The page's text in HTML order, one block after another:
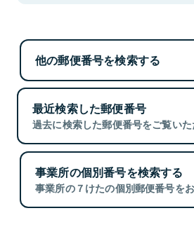
他の郵便番号を検索する
最近検索した郵便番号
過去に検索した郵便番号をご覧いた
事業所の個別番号を検索する
事業所の７けたの個別郵便番号をお